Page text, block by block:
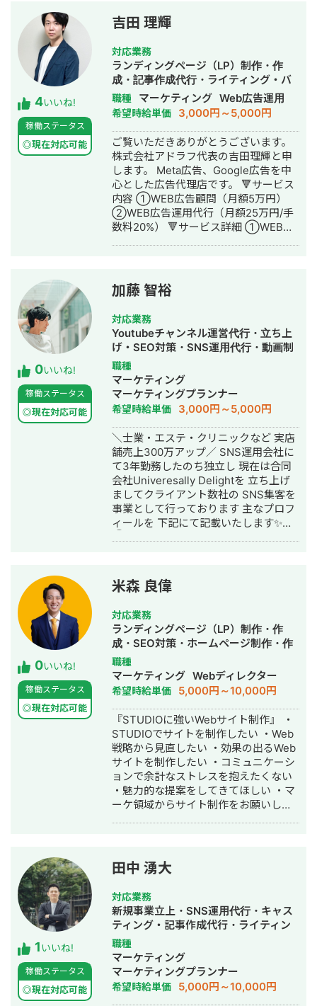
ムコーポレーション（ユーペイント）
様 ご依頼内容：Web集客を依頼したい
→サイト制作、SEO対策、リスティン
グ広告運用を実施 ◎商工会・業界メデ
ィア支援例 「東村山市商工会」様 「外
壁塗装の窓口」様 ほか多数 ◎難関キー
ワードで上位表示 ・「屋根」で1位 ・
「ガルバリウム 鋼板」で1位 ・「塗り
壁」で1位 ・「外壁塗装」で3位 ・「埼
玉 リフォーム」「千葉県 外壁塗装」
「つくば市 外壁塗装」など地域キーワ
ードでも1位を多数獲得 【自己紹介】
・高校卒業後、札幌市で老舗の施工会
社に就職。職人として活動する ・
RIZAPの子会社に転職し、10年勤務。
事業部で最年少の支配人となり、新規
出店などを経験 ・副業だったマーケテ
株式会社」を設立 ・法人化後も、3年
連続で150％以上の業績アップを実現
【略歴】 2018年〜2021年 ・外壁塗装
会社の集客のプロとして個人事業主で
活動 2022年〜 ・トソーマ株式会社
代表取締役 >リフォーム業・建設業
の集客支援 >SEO事業 >リスティ
ング広告事業 >ホームページ・LP制
作事業 LINE（無料相談をご希望の方）
https://s.lmes.jp/landing-
qr/2000788262-7YNDe1MK?
uLand=UGw3dP トソーマ株式会社公
式サイト https://tosoma.co.jp 無料で
相談も受け付けています。 興味がある
方は、LINEでお気軽にご連絡ください
ませ。
4いいね!
稼働ステータス
◎現在対応可能
吉田 理輝
対応業務
ランディングページ（LP）制作・作
成・記事作成代行・ライティング・バ
ナー制作・デザイン・リスティング広
告運用代行・動画制作・動画編集
職種 マーケティング Web広告運用
希望時給単価 3,000円～5,000円
ご覧いただきありがとうございます。
株式会社アドラフ代表の吉田理輝と申
します。 Meta広告、Google広告を中
心とした広告代理店です。 🔻サービス
内容 ①WEB広告顧問（月額5万円）
②WEB広告運用代行（月額25万円/手
数料20%） 🔻サービス詳細 ①WEB広
を目指されている企業様向けです。 基
本的にはチャットにてサポートさせて
いただきます。 質問例 ・今出稿してい
る業種のCPAの相場感 ・配信設定につ
いての相談 ・CRの添削 ・LPの添削 な
ど。 ②WEB広告運用代行（月額25万
円/手数料20%） 費用は月間広告費によ
り2パターンに分かれます。 月間広告
費100万円以下の場合 月額25万円 月
間広告費100万円以上の場合 月間広告
費20% ※LPO不要で純粋な広告運用の
みの場合15万円となります。 ご契約後
の作業内容はこちらです。 ・広告運用
プランニング作成 ・配信初期設定 ・
日々の配信調整 ・画像クリエイティブ
制作 ・LP修正（FV、セクション毎の
修正） ・KW/見出しなどのテキスト制
作及び入稿 ・広告審査落ち&アカウン
トBAN対応 ・日次、週次、月次報告&
ティングファネル、CSなど数値改善に
関わる部分のご提案 ＊動画クリエイテ
ィブ制作、LP制作、LINE構築&改修に
関しては別途ご請求となります。 以上
となります。 また広告代理店を協業先
としてお探しの会社様はぜひご連絡く
ださい。（紹介フィーのお支払いも
可） 協業先例 ・WEBコンサルティン
グ会社様 ・WEB制作会社様 ・動画編
集会社様 ・LINE構築会社様 など。 興
味ある方は1度ご相談ください。
🔻Chatwork
https://www.chatwork.com/riki199505
最後までご覧いただきありがとうござ
いました。 ＊リンクのYouTubeはご縁
あって「Webマーケティング
TV【StockSun株式会社】」に出演さ
せていただいたものです。
0いいね!
稼働ステータス
◎現在対応可能
加藤 智裕
対応業務
Youtubeチャンネル運営代行・立ち上
げ・SEO対策・SNS運用代行・動画制
作・動画編集・営業代行
職種
マーケティング
マーケティングプランナー
希望時給単価 3,000円～5,000円
＼士業・エステ・クリニックなど 実店
舗売上300万アップ／ SNS運用会社に
て3年勤務したのち独立し 現在は合同
会社Univeresally Delightを 立ち上げ
ましてクライアント数社の SNS集客を
事業として行っております 主なプロフ
ィールを 下記にて記載いたします✨
YouTube100万人登録 ・美容系クリニ
ックYouTube約3万人登録 →集客率
200％UP ・発達療育instagram売上
100％UP ・YouTube動画100万再生 ・
総SNSコンサル50件以上 ③具体的に
行っていること ・SNSを使用した集客
導線設計 ・SNSアカウント集客(採用)
設計 ・動画や画像コンテンツ生成 ・コ
ンテンツ企画立案 ・コンテンツ台本作
成 ・サムネイル画像作成 ・動画制作、
編集 ・アナリティクス分析
0いいね!
稼働ステータス
◎現在対応可能
米森 良偉
対応業務
ランディングページ（LP）制作・作
成・SEO対策・ホームページ制作・作
成・動画制作・動画編集
職種
マーケティング Webディレクター
希望時給単価 5,000円～10,000円
『STUDIOに強いWebサイト制作』 ・
STUDIOでサイトを制作したい ・Web
戦略から見直したい ・効果の出るWeb
サイトを制作したい ・コミュニケーシ
ョンで余計なストレスを抱えたくない
・魅力的な提案をしてきてほしい ・マ
ーケ領域からサイト制作をお願いした
Webサイト制作で、集客に貢献するサ
イトを作成します。 他社との違い ・累
計200社以上のWebマーケティングを
支援 ・集客できるサイト設計のガイド
ラインを持っている ・倍率30倍以上の
厳しい選考基準で品質を担保 ・365日
対応可能なサポート体制を実現 ・制作
だけでなく戦略・設計・運用・改善ま
で対応 ・自社がSEO・MEO・SNSで集
客活動 ・営業マンを雇用せず品質向上
に注力 会社概要
1いいね!
稼働ステータス
◎現在対応可能
田中 湧大
対応業務
新規事業立上・SNS運用代行・キャス
ティング・記事作成代行・ライティン
グ・バナー制作・デザイン・オウンド
メディア制作・構築・運用代行・動画
制作・動画編集・採用代行
職種
マーケティング
マーケティングプランナー
希望時給単価 5,000円～10,000円